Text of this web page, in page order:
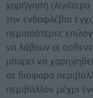
χορήγηση
την ενδοφλέβια
περισσότερες
να λάβουν οι
μπορεί να
σε διάφορα
περιβάλλον μέχρι